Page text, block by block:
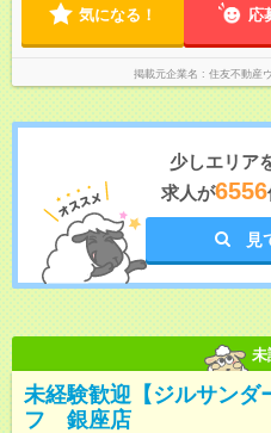
も1時間
気になる！ 応
掲載元企業名 住友不動産
少しエリア
求人が6556
見
未
未経験歓迎【ジルサンダ
フ 銀座店